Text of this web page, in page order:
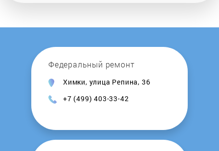
Honeywell
Hosseven
Hydrosta
Федеральный ремонт
Химки, улица Репина, 36
+7 (499) 403-33-42